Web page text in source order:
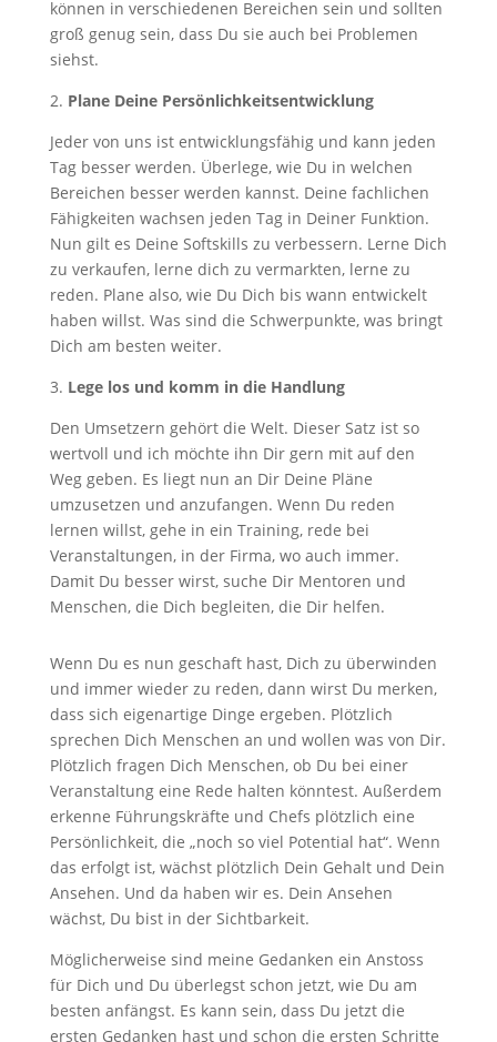
können in verschiedenen Bereichen sein und sollten
groß genug sein, dass Du sie auch bei Problemen
siehst.
2. Plane Deine Persönlichkeitsentwicklung
Jeder von uns ist entwicklungsfähig und kann jeden
Tag besser werden. Überlege, wie Du in welchen
Bereichen besser werden kannst. Deine fachlichen
Fähigkeiten wachsen jeden Tag in Deiner Funktion.
Nun gilt es Deine Softskills zu verbessern. Lerne Dich
zu verkaufen, lerne dich zu vermarkten, lerne zu
reden. Plane also, wie Du Dich bis wann entwickelt
haben willst. Was sind die Schwerpunkte, was bringt
Dich am besten weiter.
3. Lege los und komm in die Handlung
Den Umsetzern gehört die Welt. Dieser Satz ist so
wertvoll und ich möchte ihn Dir gern mit auf den
Weg geben. Es liegt nun an Dir Deine Pläne
umzusetzen und anzufangen. Wenn Du reden
lernen willst, gehe in ein Training, rede bei
Veranstaltungen, in der Firma, wo auch immer.
Damit Du besser wirst, suche Dir Mentoren und
Menschen, die Dich begleiten, die Dir helfen.
Wenn Du es nun geschaft hast, Dich zu überwinden
und immer wieder zu reden, dann wirst Du merken,
dass sich eigenartige Dinge ergeben. Plötzlich
sprechen Dich Menschen an und wollen was von Dir.
Plötzlich fragen Dich Menschen, ob Du bei einer
Veranstaltung eine Rede halten könntest. Außerdem
erkenne Führungskräfte und Chefs plötzlich eine
Persönlichkeit, die „noch so viel Potential hat“. Wenn
das erfolgt ist, wächst plötzlich Dein Gehalt und Dein
Ansehen. Und da haben wir es. Dein Ansehen
wächst, Du bist in der Sichtbarkeit.
Möglicherweise sind meine Gedanken ein Anstoss
für Dich und Du überlegst schon jetzt, wie Du am
besten anfängst. Es kann sein, dass Du jetzt die
ersten Gedanken hast und schon die ersten Schritte